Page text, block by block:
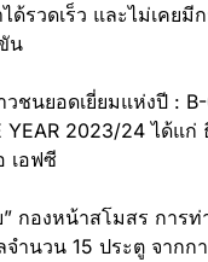
ด้รวดเร็ว และไม่เคยมี
น
วชนยอดเยี่ยมแห่งปี :
YEAR 2023/24 ได้แก่
เอฟซี
กองหน้าสโมสร การท่
ำนวน 15 ประตู จากก